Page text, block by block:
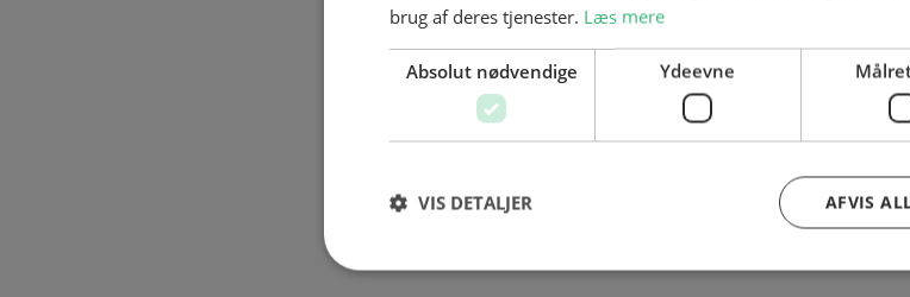
Der er helt klart sket en udvikling. Da
ikke, hvor hun skulle se hen. Nu føler
hjemme, og vi føler, at hun er en del
hjælpe, hvor der er brug for det. Awfa
det er spændende at have hende hos
brug af deres tjenester. Læs mere
Absolut nødvendige Ydeevne
AFVIS
VIS DETALJER